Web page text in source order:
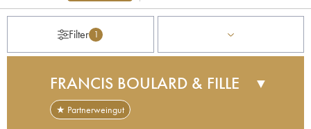
Filter 1
FRANCIS BOULARD & FILLE ▼
★ Partnerweingut